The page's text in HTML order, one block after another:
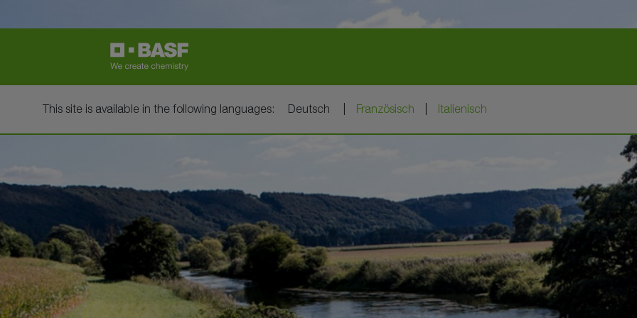
This site is available in the following languages: Deutsch Französisch Italienisch